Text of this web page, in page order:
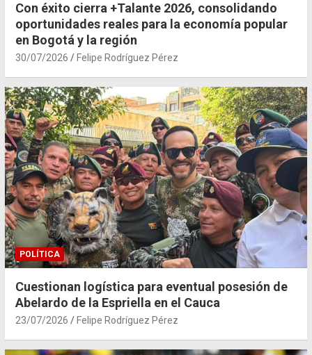
Con éxito cierra +Talante 2026, consolidando
oportunidades reales para la economía popular
en Bogotá y la región
30/07/2026 Felipe Rodríguez Pérez
POLÍTICA
Cuestionan logística para eventual posesión de
Abelardo de la Espriella en el Cauca
23/07/2026 Felipe Rodríguez Pérez